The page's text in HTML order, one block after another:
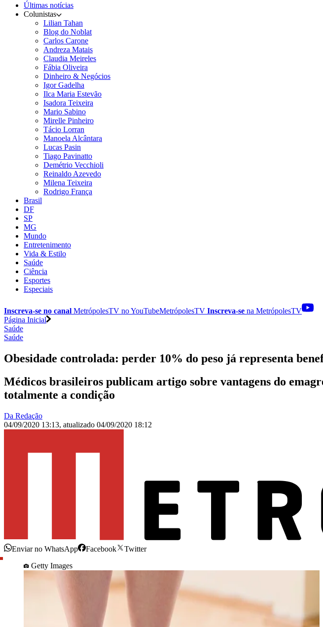
Últimas notícias
Colunistas
Lilian Tahan
Blog do Noblat
Carlos Carone
Andreza Matais
Claudia Meireles
Fábia Oliveira
Dinheiro & Negócios
Igor Gadelha
Ilca Maria Estevão
Isadora Teixeira
Mario Sabino
Mirelle Pinheiro
Tácio Lorran
Manoela Alcântara
Lucas Pasin
Tiago Pavinatto
Demétrio Vecchioli
Reinaldo Azevedo
Milena Teixeira
Rodrigo França
Brasil
DF
SP
MG
Mundo
Entretenimento
Vida & Estilo
Saúde
Ciência
Esportes
Especiais
Inscreva-se no canal MetrópolesTV noYouTubeMetrópolesTV Inscreva-se na MetrópolesTV
Página Inicial
Saúde
Saúde
Obesidade controlada: perder 10% do peso já representa
Médicos brasileiros publicam artigo sobre vantagens do
totalmente a condição
Da Redação
04/09/2020 13:13, atualizado 04/09/2020 18:12
Enviar no WhatsApp Facebook
Twitter
Getty Images